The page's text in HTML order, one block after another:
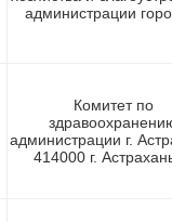
администрации
Комитет по
администрации г.
414000 г.